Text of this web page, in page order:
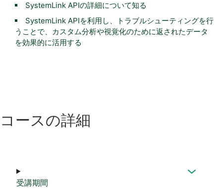
SystemLink APIの詳細について知る
SystemLink APIを利用し、トラブルシューティングを行
うことで、カスタム分析や視覚化のために返されたデータ
を効果的に活用する
コースの詳細
受講期間